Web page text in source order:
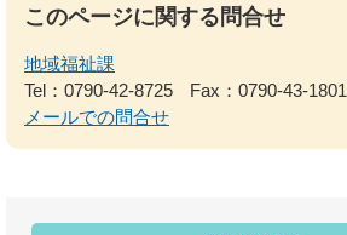
このページに関する問合せ
地域福祉課
Tel：0790-42-8725
Fax：0790-43-1801
メールでの問合せ